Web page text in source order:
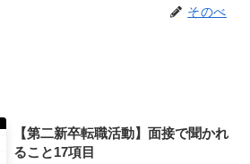
そのべ
【第二新卒転職活動】面接で聞かれ
ること17項目